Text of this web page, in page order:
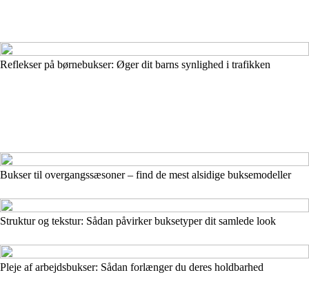
Reflekser på børnebukser: Øger dit barns synlighed i trafikken
Bukser til overgangssæsoner – find de mest alsidige buksemodeller
Struktur og tekstur: Sådan påvirker buksetyper dit samlede look
Pleje af arbejdsbukser: Sådan forlænger du deres holdbarhed